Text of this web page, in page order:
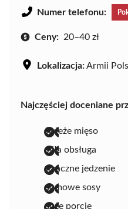
Numer telefonu:
Ceny: 20–40 zł
Lokalizacja:Armii
Najczęściej doceniane
świeże mięso
miła obsługa
smaczne jedzenie
domowe sosy
duże porcje